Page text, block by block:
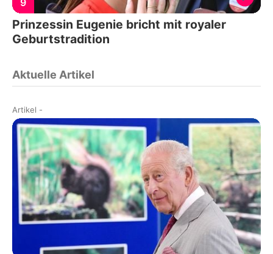
9
Prinzessin Eugenie bricht mit royaler
Geburtstradition
Aktuelle Artikel
Artikel -